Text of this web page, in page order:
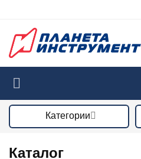
Категории
Каталог